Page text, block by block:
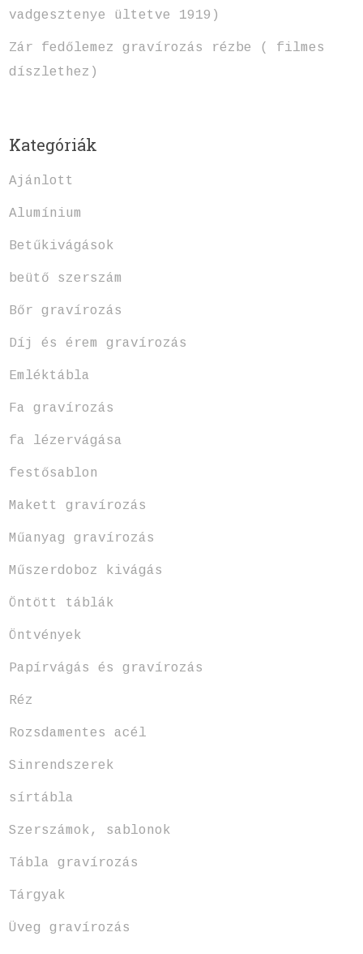
vadgesztenye ültetve 1919)
Zár fedőlemez gravírozás rézbe ( filmes
díszlethez)
Kategóriák
Ajánlott
Alumínium
Betűkivágások
beütő szerszám
Bőr gravírozás
Díj és érem gravírozás
Emléktábla
Fa gravírozás
fa lézervágása
festősablon
Makett gravírozás
Műanyag gravírozás
Műszerdoboz kivágás
Öntött táblák
Öntvények
Papírvágás és gravírozás
Réz
Rozsdamentes acél
Sinrendszerek
sírtábla
Szerszámok, sablonok
Tábla gravírozás
Tárgyak
Üveg gravírozás